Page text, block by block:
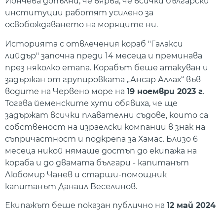
институции работят усилено за
освобождаването на моряците ни.
Историята с отвлечения кораб "Галакси
лийдър" започна преди 14 месеца и преминава
през няколко етапа. Корабът беше атакуван и
задържан от групировката „Ансар Аллах“ във
водите на Червено море на 19 ноември 2023 г.
Тогава йеменските хути обявиха, че ще
задържат всички плавателни съдове, които са
собственост на израелски компании в знак на
съпричастност и подкрепа за Хамас. Близо 6
месеца никой нямаше достъп до екипажа на
кораба и до двамата българи - капитанът
Любомир Чанев и старши-помощник
капитанът Данаил Веселинов.
Екипажът беше показан публично на 12 май 2024